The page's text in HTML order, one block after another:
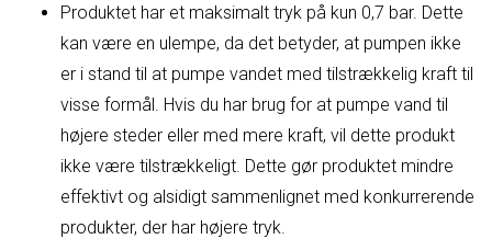
Produktet har et maksimalt tryk på kun 0,7 bar. Dette
kan være en ulempe, da det betyder, at pumpen ikke
er i stand til at pumpe vandet med tilstrækkelig kraft til
visse formål. Hvis du har brug for at pumpe vand til
højere steder eller med mere kraft, vil dette produkt
ikke være tilstrækkeligt. Dette gør produktet mindre
effektivt og alsidigt sammenlignet med konkurrerende
produkter, der har højere tryk.